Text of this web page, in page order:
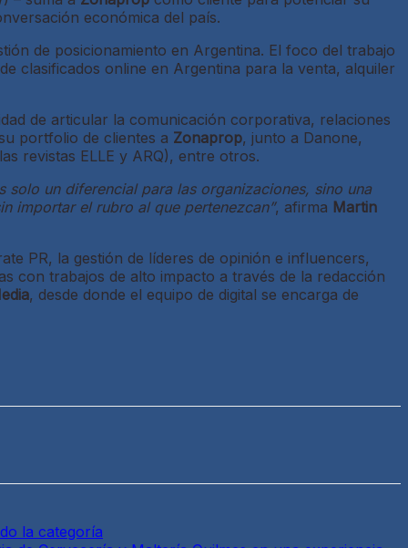
económica del país.
de posicionamiento en Argentina. El foco del trabajo
clasificados online en Argentina para la venta, alquiler
de articular la comunicación corporativa, relaciones
portfolio de clientes a Zonaprop, junto a Danone,
revistas ELLE y ARQ), entre otros.
solo un diferencial para las organizaciones, sino una
importar el rubro al que pertenezcan”, afirma Martin
PR, la gestión de líderes de opinión e influencers,
con trabajos de alto impacto a través de la redacción
, desde donde el equipo de digital se encarga de
la categoría